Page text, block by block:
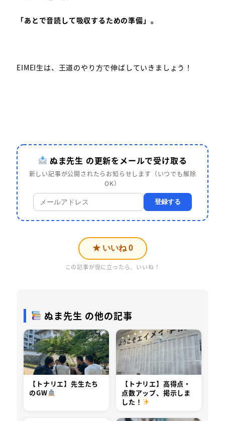
「あとで音読して吸収するための準備」。
EIMEI生は、王道のやり方で伸ばしていきましょう！
ぬま先生 の更新をメールで受け取る
新しい記事が公開されたらお知らせします（いつでも解除
OK）
登録する
★ いいね 0
この記事が役に立ったら、いいね！
ぬま先生 の他の記事
【トナリエ】先生たち
のGW
【トナリエ】高得点・
点数アップ、掲示しま
した！